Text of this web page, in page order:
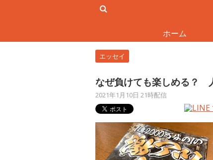
ホーム
エッセイ
なぜ負けても楽しめる？
2021年1月10日 21時配信